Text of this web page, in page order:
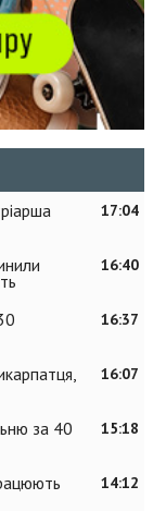
17:04
16:40
16:37
16:07
15:18
за 40
14:12